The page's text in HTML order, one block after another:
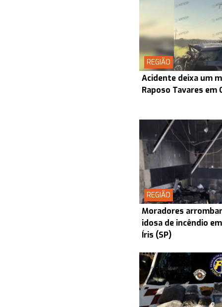
REGIÃO
Acidente deixa um
Raposo Tavares em
REGIÃO
Moradores
idosa de incêndio
Íris (SP)